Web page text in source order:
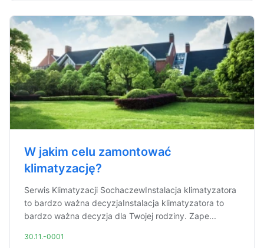
W jakim celu zamontować
klimatyzację?
Serwis Klimatyzacji SochaczewInstalacja klimatyzatora
to bardzo ważna decyzjaInstalacja klimatyzatora to
bardzo ważna decyzja dla Twojej rodziny. Zape...
30.11.-0001